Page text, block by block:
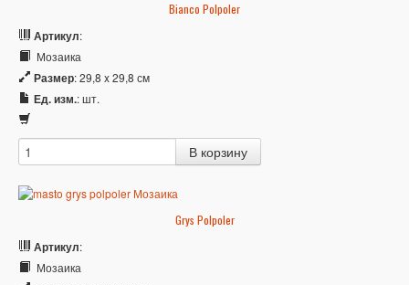
Bianco Polpoler
Артикул:
Мозаика
Размер: 29,8 x 29,8 см
Ед. изм.: шт.
Grys Polpoler
Артикул:
Мозаика